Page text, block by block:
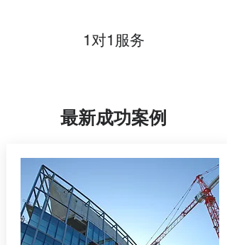
1对1服务
最新成功案例